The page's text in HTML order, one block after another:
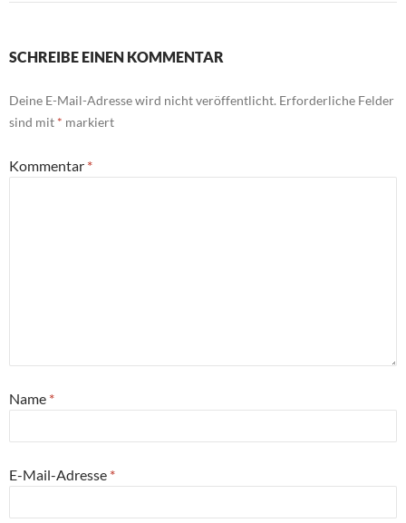
SCHREIBE EINEN KOMMENTAR
Deine E-Mail-Adresse wird nicht veröffentlicht. Erforderliche Felder
sind mit * markiert
Kommentar *
Name *
E-Mail-Adresse *